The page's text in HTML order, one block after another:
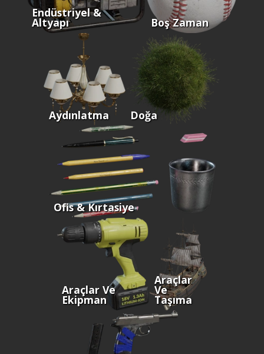
Endüstriyel &
Altyapı Boş Zaman
Aydınlatma Doğa
Ofis & Kırtasiye
Araçlar Ve
Ekipman
Araçlar
Ve
Taşıma